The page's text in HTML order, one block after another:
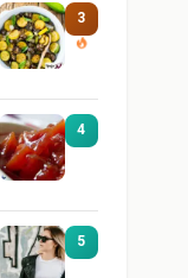
3
4
5